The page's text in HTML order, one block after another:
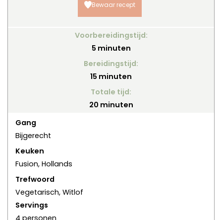
Bewaar recept
Voorbereidingstijd:
5minuten
minuten
Bereidingstijd:
15 minuten
minuten
Totale tijd:
20minuten
minuten
Gang
Bijgerecht
Keuken
Fusion, Hollands
Trefwoord
Vegetarisch, Witlof
Servings
4 personen